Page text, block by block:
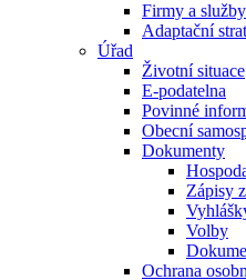
Firmy a
Adaptační
Úřad
Životní situace
E-podatelna
Povinné
Obecní
Dokumenty
Zápisy
Volby
Ochrana